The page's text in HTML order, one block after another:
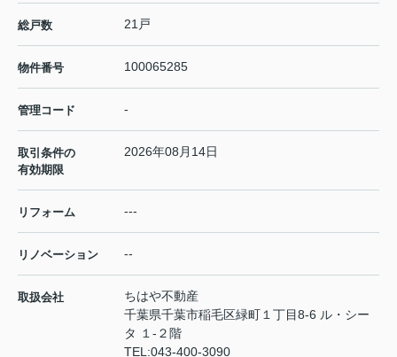
総戸数 21戸
物件番号 100065285
管理コード -
取引条件の
有効期限
2026年08月14日
リフォーム ---
リノベーション --
取扱会社
ちはや不動産
千葉県千葉市稲毛区緑町１丁目8-6 ル・シー
タ １-２階
TEL:043-400-3090